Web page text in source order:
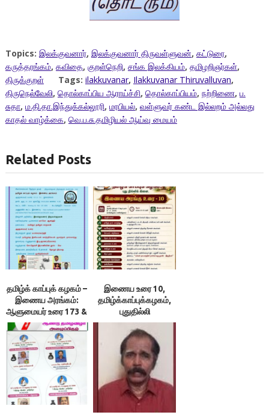
Topics: இலக்குவனார், இலக்குவனார் திருவள்ளுவன், கட்டுரை,
கருத்தரங்கம், கவிதை, குறள்நெறி, சங்க இலக்கியம், தமிழறிஞர்கள்,
திருக்குறள்
Tags: ilakkuvanar, Ilakkuvanar Thiruvalluvan,
திருநெல்வேலி, தொல்காப்பிய ஆராய்ச்சி, தொல்காப்பியம், நற்றிணை, ப.
சுதா, ம.தி.தா.இந்துக்கல்லூரி, மரபியல், வள்ளுவர் கண்ட இல்லறம் அல்லது
காதல் வாழ்க்கை, வெ.ப.சு.தமிழியல் ஆய்வு மையம்
Related Posts
தமிழ்க் காப்புக் கழகம் –
இணைய அரங்கம்:
ஆளுமையர் உரை 173 &
174 ; நூலரங்கம்
இணைய உரை 10,
தமிழ்க்காப்புக்கழகம்,
புதுதில்லி